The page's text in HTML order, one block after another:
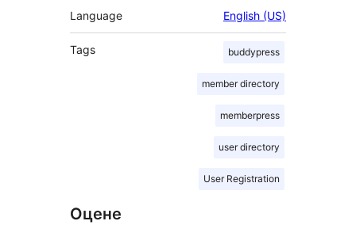
Language English (US)
Tags buddypress
member directory
memberpress
user directory
User Registration
Оцене